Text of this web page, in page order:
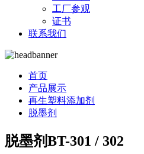
工厂参观
证书
联系我们
首页
产品展示
再生塑料添加剂
脱墨剂
脱墨剂BT-301 / 302